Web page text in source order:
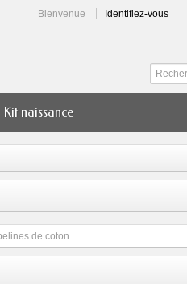
Bienvenue Identifiez-vous
Kit naissance